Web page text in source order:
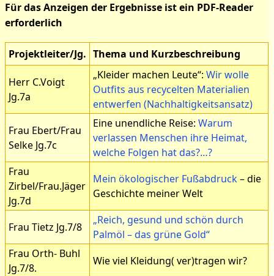
Für das Anzeigen der Ergebnisse ist ein PDF-Reader
erforderlich
Projektleiter/Jg. Thema und Kurzbeschreibung
Herr C.Voigt
Jg.7a
„Kleider machen Leute“:Wir wolle
Outfits aus recycelten Materialien
entwerfen (Nachhaltigkeitsansatz)
Frau Ebert/Frau
Selke Jg.7c
Eine unendliche Reise: Warum
verlassen Menschen ihre Heimat,
welche Folgen hat das?…?
Frau
Zirbel/Frau.Jäger
Jg.7d
Mein ökologischer Fußabdruck– die
Geschichte meiner Welt
Frau Tietz Jg.7/8
„Reich, gesund und schön durch
Palmöl – das grüne Gold“
Frau Orth- Buhl
Jg.7/8.
Wie viel Kleidung( ver)tragen wir?